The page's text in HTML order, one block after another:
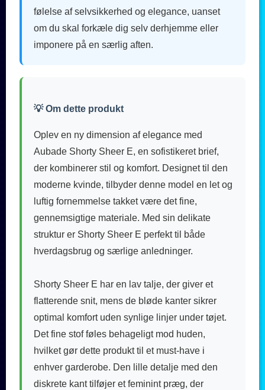
følelse af selvsikkerhed og elegance, uanset
om du skal forkæle dig selv derhjemme eller
imponere på en særlig aften.
💡 Om dette produkt
Oplev en ny dimension af elegance med
Aubade Shorty Sheer E, en sofistikeret brief,
der kombinerer stil og komfort. Designet til den
moderne kvinde, tilbyder denne model en let og
luftig fornemmelse takket være det fine,
gennemsigtige materiale. Med sin delikate
struktur er Shorty Sheer E perfekt til både
hverdagsbrug og særlige anledninger.
Shorty Sheer E har en lav talje, der giver et
flatterende snit, mens de bløde kanter sikrer
optimal komfort uden synlige linjer under tøjet.
Det fine stof føles behageligt mod huden,
hvilket gør dette produkt til et must-have i
enhver garderobe. Den lille detalje med den
diskrete kant tilføjer et feminint præg, der